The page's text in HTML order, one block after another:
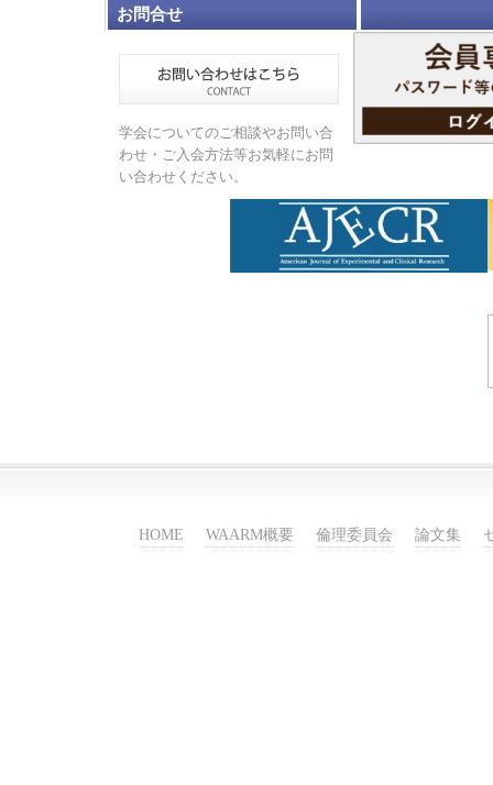
お問合せ
学会についてのご相談やお問い合
わせ・ご入会方法等お気軽にお問
い合わせください。
HOME WAARM概要 倫理委員会 論文集